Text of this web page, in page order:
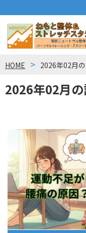
2026年02月
HOME 2026年02月